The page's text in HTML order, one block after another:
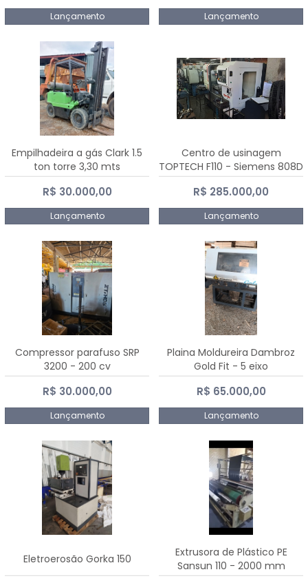
Lançamento Lançamento
Empilhadeira a gás Clark 1.5
ton torre 3,30 mts
R$ 30.000,00
Lançamento
Centro de usinagem
TOPTECH F110 - Siemens 808D
Advanced
R$ 285.000,00
Lançamento
Compressor parafuso SRP
3200 - 200 cv
R$ 30.000,00
Lançamento
Plaina Moldureira Dambroz
Gold Fit - 5 eixo
R$ 65.000,00
Lançamento
Eletroerosão Gorka 150
Extrusora de Plástico PE
Sansun 110 - 2000 mm